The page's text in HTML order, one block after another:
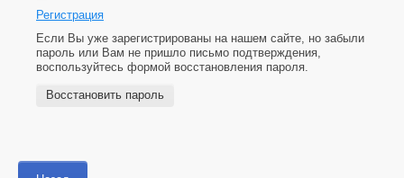
Регистрация
Если Вы уже зарегистрированы на нашем сайте, но забыли
пароль или Вам не пришло письмо подтверждения,
воспользуйтесь формой восстановления пароля.
Восстановить пароль